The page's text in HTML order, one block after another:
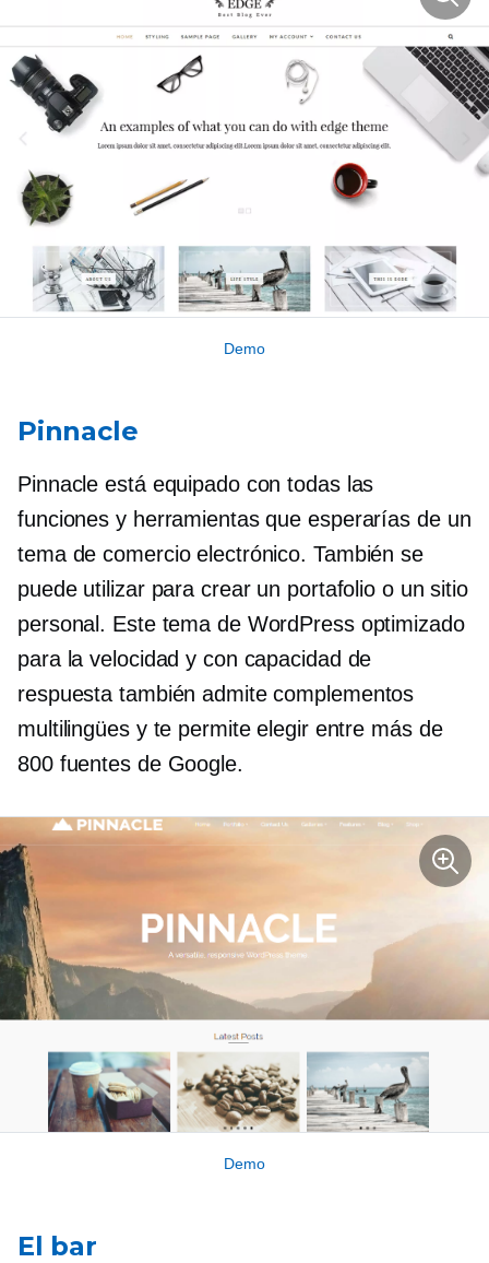
Demo
Pinnacle
Pinnacle está equipado con todas las
funciones y herramientas que esperarías de un
tema de comercio electrónico. También se
puede utilizar para crear un portafolio o un sitio
personal. Este tema de WordPress optimizado
para la velocidad y con capacidad de
respuesta también admite complementos
multilingües y te permite elegir entre más de
800 fuentes de Google.
Demo
El bar